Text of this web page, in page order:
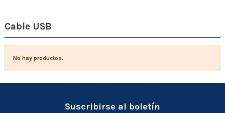
Cable USB
No hay productos.
Suscribirse al boletín